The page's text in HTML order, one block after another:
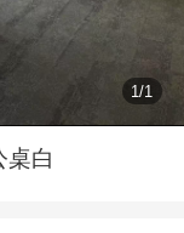
1/1
白